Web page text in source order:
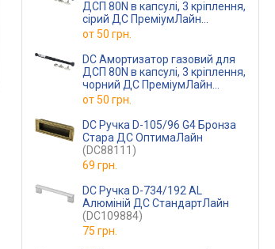
ДСП 80N в капсулі, 3 кріплення,
сірий ДС ПреміумЛайн
(DC97205)
от50 грн.
DC Амортизатор газовий для
ДСП 80N в капсулі, 3 кріплення,
чорний ДС ПреміумЛайн
(DC97206)
от50 грн.
DC Ручка D-105/96 G4 Бронза
Стара ДС ОптимаЛайн
(DC88111)
69 грн.
DC Ручка D-734/192 AL
Алюміній ДС СтандартЛайн
(DC109884)
75 грн.